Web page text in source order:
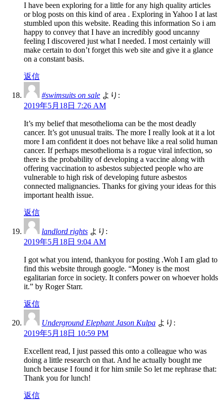
I have been exploring for a little for any high quality articles
or blog posts on this kind of area . Exploring in Yahoo I at last
stumbled upon this website. Reading this information So i am
happy to convey that I have an incredibly good uncanny
feeling I discovered just what I needed. I most certainly will
make certain to don’t forget this web site and give it a glance
on a constant basis.
返信
#swimsuits on sale より:
2019年5月18日 7:26 AM
It’s my belief that mesothelioma can be the most deadly
cancer. It’s got unusual traits. The more I really look at it a lot
more I am confident it does not behave like a real solid human
cancer. If perhaps mesothelioma is a rogue viral infection, so
there is the probability of developing a vaccine along with
offering vaccination to asbestos subjected people who are
vulnerable to high risk of developing future asbestos
connected malignancies. Thanks for giving your ideas for this
important health issue.
返信
landlord rights より:
2019年5月18日 9:04 AM
I got what you intend, thankyou for posting .Woh I am glad to
find this website through google. “Money is the most
egalitarian force in society. It confers power on whoever holds
it.” by Roger Starr.
返信
Underground Elephant Jason Kulpa より:
2019年5月18日 10:59 PM
Excellent read, I just passed this onto a colleague who was
doing a little research on that. And he actually bought me
lunch because I found it for him smile So let me rephrase that:
Thank you for lunch!
返信